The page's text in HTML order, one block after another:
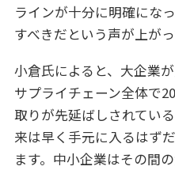
ラインが十分に明確にな
すべきだという声が上がっ
小倉氏によると、大企業
サプライチェーン全体で
取りが先延ばしされてい
来は早く手元に入るはず
ます。中小企業はその間